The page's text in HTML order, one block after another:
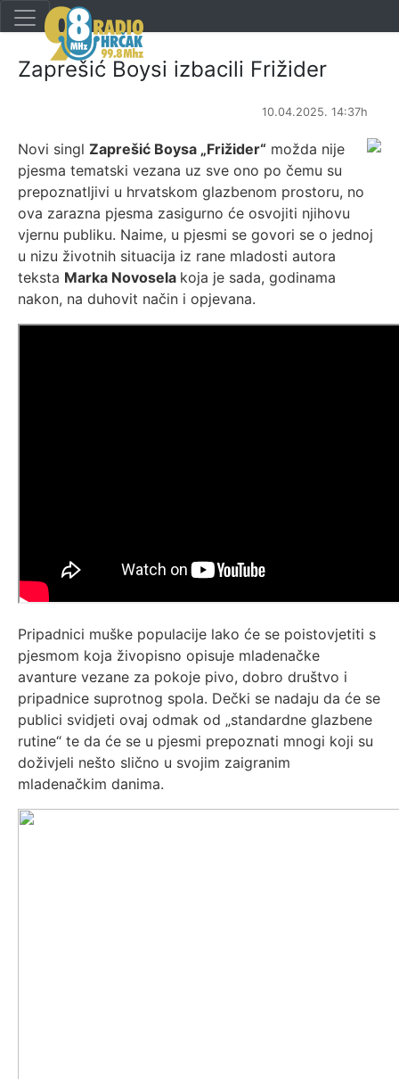
Zaprešić Boysi izbacili Frižider
10.04.2025. 14:37h
Novi singl Zaprešić Boysa „Frižider“ možda nije
pjesma tematski vezana uz sve ono po čemu su
prepoznatljivi u hrvatskom glazbenom prostoru, no
ova zarazna pjesma zasigurno će osvojiti njihovu
vjernu publiku. Naime, u pjesmi se govori se o jednoj
u nizu životnih situacija iz rane mladosti autora
teksta Marka Novosela koja je sada, godinama
nakon, na duhovit način i opjevana.
Pripadnici muške populacije lako će se poistovjetiti s
pjesmom koja živopisno opisuje mladenačke
avanture vezane za pokoje pivo, dobro društvo i
pripadnice suprotnog spola. Dečki se nadaju da će se
publici svidjeti ovaj odmak od „standardne glazbene
rutine“ te da će se u pjesmi prepoznati mnogi koji su
doživjeli nešto slično u svojim zaigranim
mladenačkim danima.